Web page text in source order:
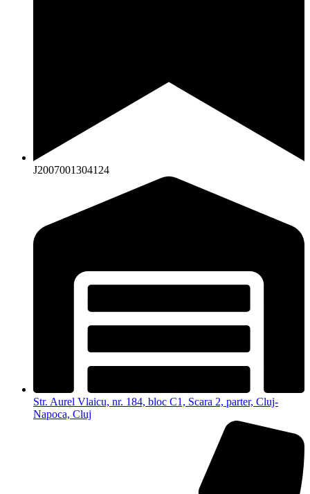
J2007001304124
Str. Aurel Vlaicu, nr. 184, bloc C1, Scara 2, parter, Cluj-
Napoca, Cluj